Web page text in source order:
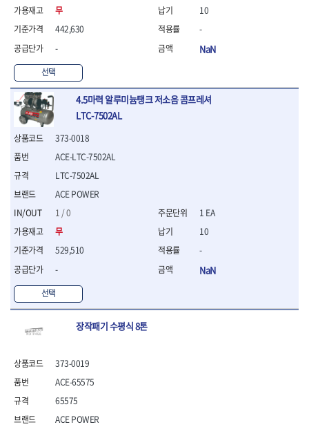
- 안전커터칼
- 마킹
- 조줄
- 철공용줄
- 목공용줄
- 조줄세트
- 판금줄홀더
- 줄
공구함.공구집
- 공구함
- 탑체스터
- 공구통
- 기타공구
- 공구가방
기타 작업공구
- 헤라
- 케이스
- 수리키트
- 고정링/링
무
442,630
-
선택
10
-
NaN
4.5마력 알루미늄탱크 저소음 콤프레셔
LTC-7502AL
373-0018
ACE POWER
1 / 0
무
529,510
-
선택
ACE-LTC-7502AL
LTC-7502AL
1 EA
10
-
NaN
장작패기 수평식 8톤
373-0019
ACE POWER
ACE-65575
65575